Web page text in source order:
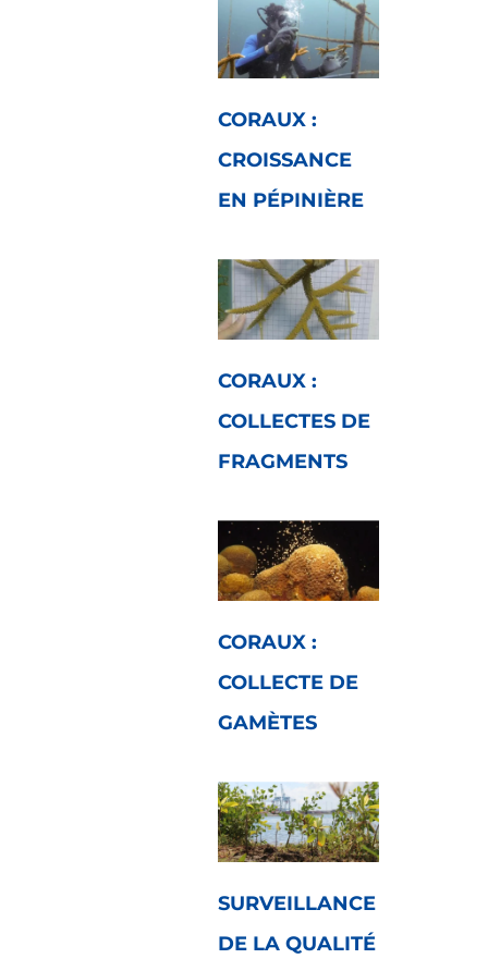
CORAUX :
CROISSANCE
EN PÉPINIÈRE
CORAUX :
COLLECTES DE
FRAGMENTS
CORAUX :
COLLECTE DE
GAMÈTES
SURVEILLANCE
DE LA QUALITÉ